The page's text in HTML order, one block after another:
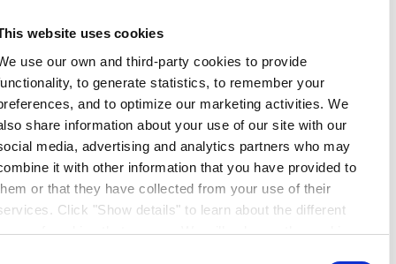
This website uses cookies
We use our own and third-party cookies to provide
functionality, to generate statistics, to remember your
preferences, and to optimize our marketing activities. We
also share information about your use of our site with our
social media, advertising and analytics partners who may
combine it with other information that you have provided to
them or that they have collected from your use of their
services. Click "Show details" to learn about the different
types of cookies that we use. We will only use the cookies